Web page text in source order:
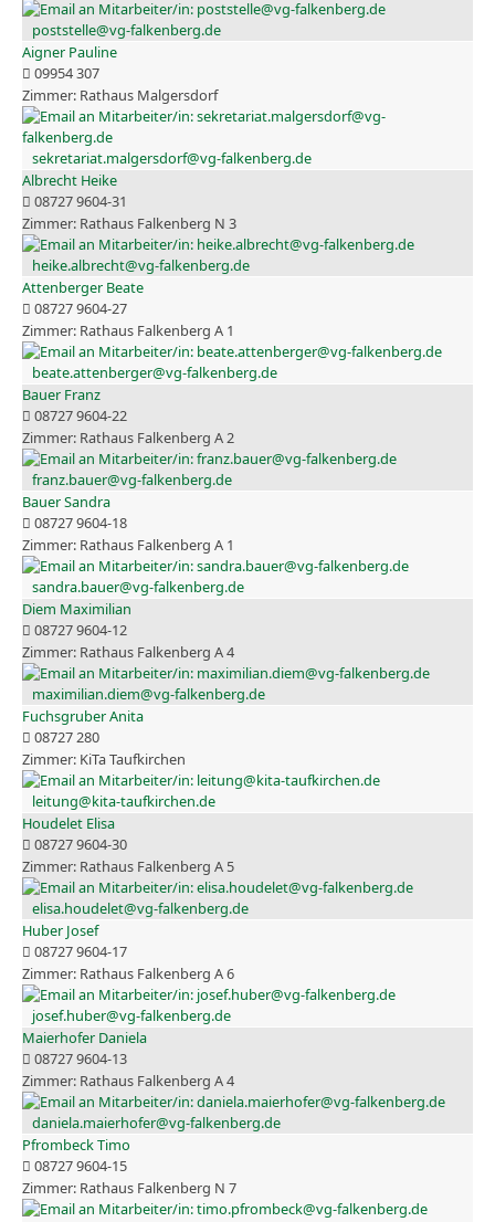
poststelle@vg-falkenberg.de
Aigner Pauline
09954 307
Rathaus Malgersdorf
sekretariat.malgersdorf@vg-falkenberg.de
Albrecht Heike
08727 9604-31
Rathaus Falkenberg N 3
heike.albrecht@vg-falkenberg.de
Attenberger Beate
08727 9604-27
Rathaus Falkenberg A 1
beate.attenberger@vg-falkenberg.de
Bauer Franz
08727 9604-22
Rathaus Falkenberg A 2
franz.bauer@vg-falkenberg.de
Bauer Sandra
08727 9604-18
Rathaus Falkenberg A 1
sandra.bauer@vg-falkenberg.de
Diem Maximilian
08727 9604-12
Rathaus Falkenberg A 4
maximilian.diem@vg-falkenberg.de
Fuchsgruber Anita
08727 280
KiTa Taufkirchen
leitung@kita-taufkirchen.de
Houdelet Elisa
08727 9604-30
Rathaus Falkenberg A 5
elisa.houdelet@vg-falkenberg.de
Huber Josef
08727 9604-17
Rathaus Falkenberg A 6
josef.huber@vg-falkenberg.de
Maierhofer Daniela
08727 9604-13
Rathaus Falkenberg A 4
daniela.maierhofer@vg-falkenberg.de
Pfrombeck Timo
08727 9604-15
Rathaus Falkenberg N 7